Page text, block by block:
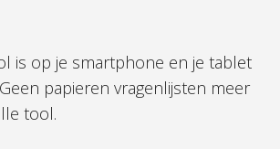
is op je smartphone en je tablet
papieren vragenlijsten meer
tool.